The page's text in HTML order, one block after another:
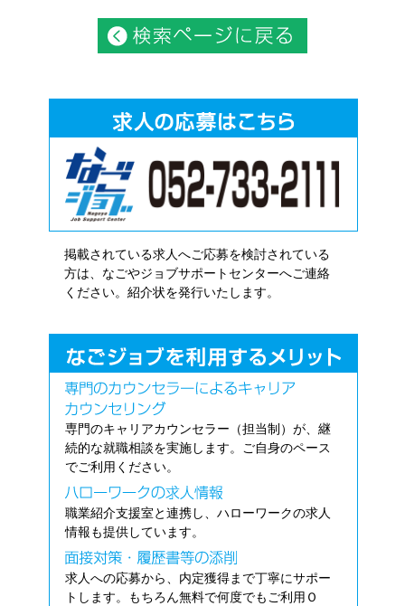
掲載されている求人へご応募を検討されている
方は、なごやジョブサポートセンターへご連絡
ください。紹介状を発行いたします。
専門のキャリアカウンセラー（担当制）が、継
続的な就職相談を実施します。ご自身のペース
でご利用ください。
職業紹介支援室と連携し、ハローワークの求人
情報も提供しています。
求人への応募から、内定獲得まで丁寧にサポー
トします。もちろん無料で何度でもご利用Ｏ